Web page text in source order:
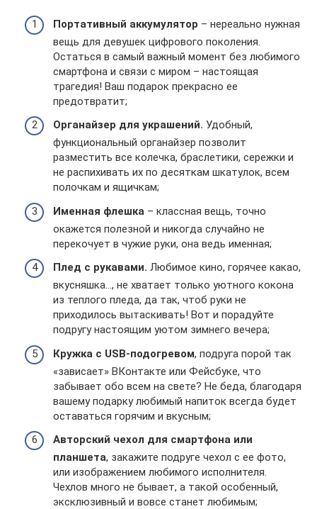
Портативный аккумулятор – нереально нужная
вещь для девушек цифрового поколения.
Остаться в самый важный момент без любимого
смартфона и связи с миром – настоящая
трагедия! Ваш подарок прекрасно ее
предотвратит;
Органайзер для украшений. Удобный,
функциональный органайзер позволит
разместить все колечка, браслетики, сережки и
не распихивать их по десяткам шкатулок, всем
полочкам и ящичкам;
Именная флешка – классная вещь, точно
окажется полезной и никогда случайно не
перекочует в чужие руки, она ведь именная;
Плед с рукавами. Любимое кино, горячее какао,
вкусняшка…, не хватает только уютного кокона
из теплого пледа, да так, чтоб руки не
приходилось вытаскивать! Вот и порадуйте
подругу настоящим уютом зимнего вечера;
Кружка с USB-подогревом, подруга порой так
«зависает» ВКонтакте или Фейсбуке, что
забывает обо всем на свете? Не беда, благодаря
вашему подарку любимый напиток всегда будет
оставаться горячим и вкусным;
Авторский чехол для смартфона или
планшета, закажите подруге чехол с ее фото,
или изображением любимого исполнителя.
Чехлов много не бывает, а такой особенный,
эксклюзивный и вовсе станет любимым;